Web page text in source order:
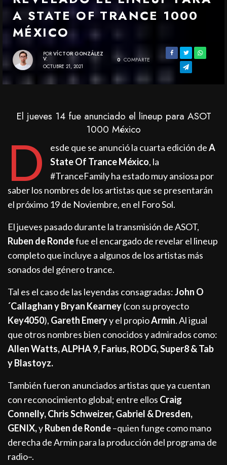
A STATE OF TRANCE 1000
MÉXICO
POR VÍCTOR GONZÁLEZ
V.
OCTUBRE 21, 2021
0 COMPARTE
El jueves 14 fue anunciado el lineup para ASOT
1000 México
D esde que se anunció la cuarta edición deA
State Of Trance México, la
#TranceFamily ha estado muy ansiosa por
saber los nombres de los artistas que se presentarán
el próximo 19 de Noviembre, en el Foro Sol.
El jueves pasado durante la transmisión de ASOT,
Ruben de Rondefue el encargado de revelar el lineup
completo que incluye a algunos de los artistas más
sonados del género trance.
Tal es el caso de las leyendas consagradas:John O
´Callaghan y Bryan Kearney(con su proyecto
Key4050), Gareth Emeryy el propioArmin. Al igual
que otros nombres bien conocidos y admirados como:
Allen Watts, ALPHA 9, Farius, RODG, Super8 & Tab
y Blastoyz.
También fueron anunciados artistas que ya cuentan
con reconocimiento global; entre ellos Craig
Connelly, Chris Schweizer, Gabriel & Dresden,
GENIX,yRuben de Ronde–quien funge como mano
derecha de Armin para la producción del programa de
radio–.